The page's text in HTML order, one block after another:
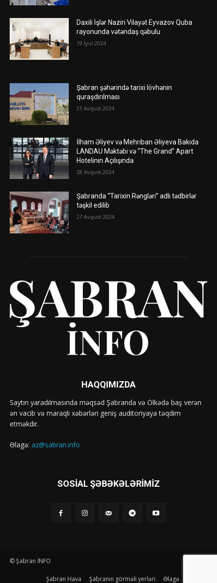
Daxili İşlər Naziri Vilayət Eyvazov Quba
rayonunda vətəndaş qəbulu
19 İyul 2024
Şabran şəhərində tarixi lövhənin
quraşdırılması
21 Avqust 2024
İlham Əliyev və Mehriban Əliyeva Bakıda
LANDAU Məktəbi və “The Grand” Apart
Hotelinin Açılışında
28 Avqust 2024
Şabranda “Tarixin Rəngləri” adlı tədbirlər
təşkil edilib
27 Avqust 2024
HAQQIMIZDA
Saytın yaradılmasında məqsəd Şabranda və Ölkədə baş verən
ən vacib və maraqlı xəbərləri geniş auditoriyaya təqdim
etməkdir.
Əlagə: az@sabran.info
SOSIAL ŞƏBƏKƏLƏRIMIZ
© Şabran İNFO
Şabran Hava Şabranın görməli yerləri Əlagə